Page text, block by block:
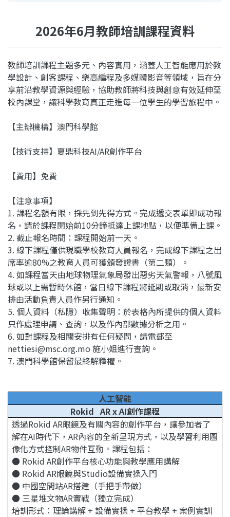
2026年6月教師培訓課程資料
教師培訓課程主題多元、內容實用，涵蓋人工智能應用於教
學設計、創客課程、樂高編程及多媒體影音等領域，旨在分
享前沿教學資源與經驗，協助教師將科技與創意有效延伸至
校內課堂，讓科學教育真正走進每一位學生的學習旅程中。
【主辦機構】澳門科學館
【技術支持】夏鼎科技AI/AR創作平台
【費用】免費
【注意事項】
1. 課程名額有限，採先到先得方式。完成遞交表單即成功報
名，請於課程開始前10分鐘抵達上課地點，以便準備上課。
2. 截止報名時間：課程開始前一天。
3. 線下課程僅供現職學校教育人員報名，完成線下課程之出
席率逾80%之教育人員可獲頒發證書（第二類）。
4. 如課程當天由地球物理氣象局發出惡劣天氣警報，八號風
球或以上需暫時休館，當日線下課程將延期或取消，最新安
排由活動負責人員作另行通知。
5. 個人資料（私隱）收集聲明：於表格內所提供的個人資料
只作處理申請、查詢，以及作內部數據分析之用。
6. 如對課程及相關安排有任何疑問，請電郵至
nettiesi@msc.org.mo 施小姐進行查詢。
7. 澳門科學館保留最終解釋權。
人工智能
Rokid AR x AI創作課程
透過Rokid AR眼鏡及有關內容的創作平台，讓參加者了
解在AI時代下，AR內容的全新呈現方式，以及學習利用圖
像化方式控制AR物件互動。課程包括：
● Rokid AR創作平台核心功能與教學應用講解
● Rokid AR眼鏡與Studio設備實操入門
● 中國空間站AR搭建（手把手帶做）
● 三星堆文物AR實戰（獨立完成）
培訓形式：理論講解 + 設備實操 + 平台教學 + 案例實訓